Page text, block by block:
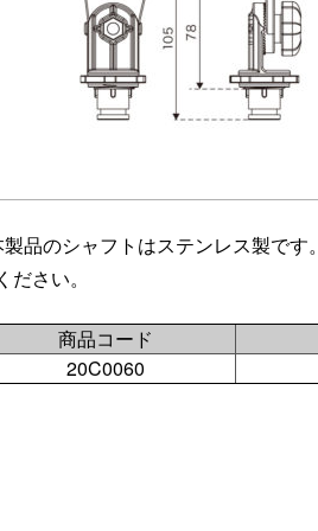
品のシャフトはステンレス製で
ださい。
商品コード
20C0060